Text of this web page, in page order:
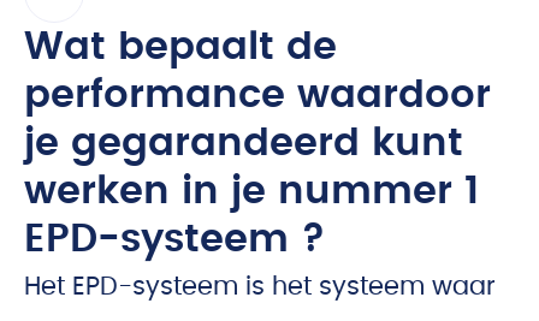
Wat bepaalt de
performance waardoor
je gegarandeerd kunt
werken in je nummer 1
EPD-systeem ?
Het EPD-systeem is het systeem waar